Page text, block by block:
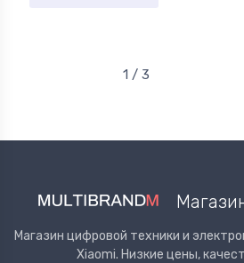
1 / 3
Магазин цифровой техники и
Xiaomi. Низкие цены,